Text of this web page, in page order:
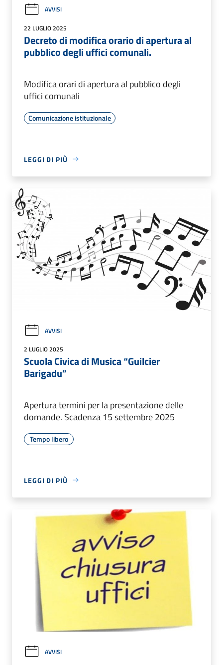
AVVISI
22 LUGLIO 2025
Decreto di modifica orario di apertura al
pubblico degli uffici comunali.
Modifica orari di apertura al pubblico degli
uffici comunali
Comunicazione istituzionale
LEGGI DI PIÙ
AVVISI
2 LUGLIO 2025
Scuola Civica di Musica “Guilcier
Barigadu”
Apertura termini per la presentazione delle
domande. Scadenza 15 settembre 2025
Tempo libero
LEGGI DI PIÙ
AVVISI